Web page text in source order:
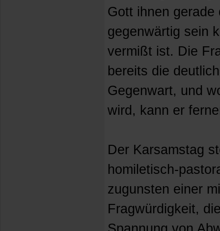
Gott ihnen
gegenwärtig sein
vermißt ist. Die
bereits die
Gegenwart, und
wird, kann er
Der Karsamstag
homiletisch-
zugunsten einer
Fragwürdigkeit,